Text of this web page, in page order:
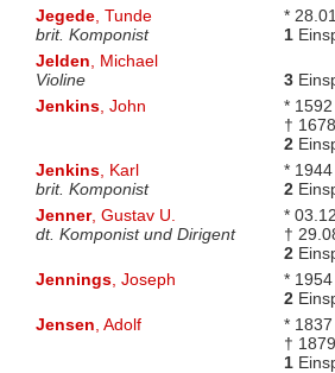
Jegede, Tunde
brit. Komponist
*
1
Jelden , Michael
Violine
3
Jenkins, John
* 1592
† 1678
2
Jenkins, Karl
brit. Komponist
* 1944
2
Jenner, Gustav U.
dt. Komponist und Dirigent
*
†
2
Jennings, Joseph
* 1954
2
Jensen , Adolf
* 1837
† 1879
1